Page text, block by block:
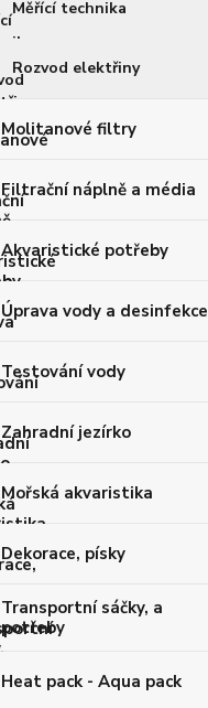
Měřící technika
Rozvod elektřiny
Molitanové filtry
Filtrační náplně a média
Akvaristické potřeby
Úprava vody a desinfekce
Testování vody
Zahradní jezírko
Mořská akvaristika
Dekorace, písky
Transportní sáčky, a
potřeby
Heat pack - Aqua pack